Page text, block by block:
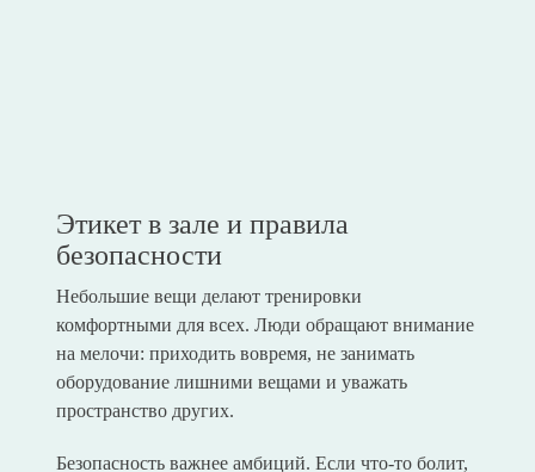
Этикет в зале и правила
безопасности
Небольшие вещи делают тренировки
комфортными для всех. Люди обращают внимание
на мелочи: приходить вовремя, не занимать
оборудование лишними вещами и уважать
пространство других.
Безопасность важнее амбиций. Если что-то болит,